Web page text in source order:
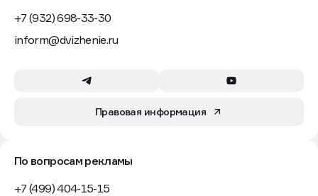
+7 (932) 698-33-30
inform@dvizhenie.ru
Правовая информация
По вопросам рекламы
+7 (499) 404-15-15